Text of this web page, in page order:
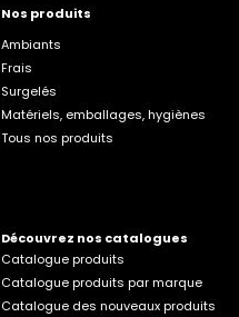
Nos produits
Ambiants
Frais
Surgelés
Matériels, emballages, hygiènes
Tous nos produits
Découvrez nos catalogues
Catalogue produits
Catalogue produits par marque
Catalogue des nouveaux produits